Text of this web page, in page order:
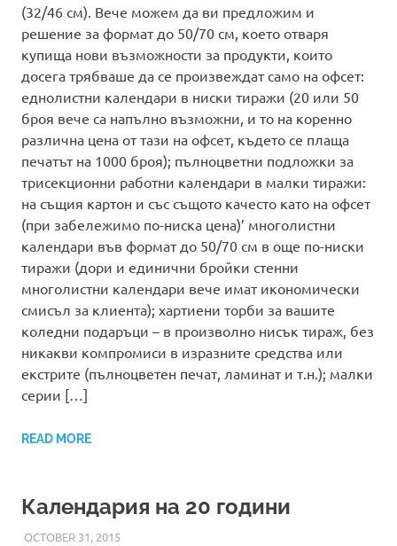
(32/46 см). Вече можем да ви предложим и
решение за формат до 50/70 см, което отваря
купища нови възможности за продукти, които
досега трябваше да се произвеждат само на офсет:
еднолистни календари в ниски тиражи (20 или 50
броя вече са напълно възможни, и то на коренно
различна цена от тази на офсет, където се плаща
печатът на 1000 броя); пълноцветни подложки за
трисекционни работни календари в малки тиражи:
на същия картон и със същото качесто като на офсет
(при забележимо по-ниска цена)’ многолистни
календари във формат до 50/70 см в още по-ниски
тиражи (дори и единични бройки стенни
многолистни календари вече имат икономически
смисъл за клиента); хартиени торби за вашите
коледни подаръци – в произволно нисък тираж, без
никакви компромиси в изразните средства или
екстрите (пълноцветен печат, ламинат и т.н.); малки
серии […]
READ MORE
Календария на 20 години
OCTOBER 31, 2015ADMIN
FRONTPAGE